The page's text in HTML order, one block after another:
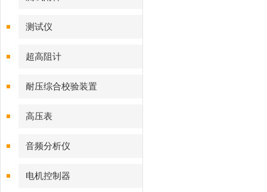
测试仪
超高阻计
耐压综合校验装置
高压表
音频分析仪
电机控制器